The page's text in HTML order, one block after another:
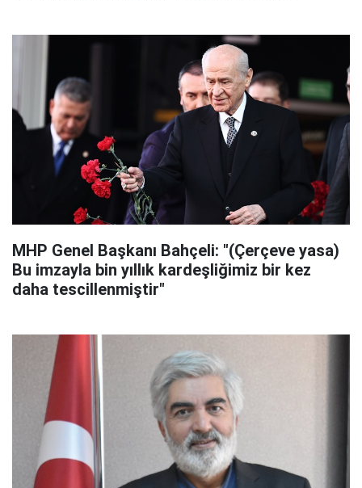
MHP Genel Başkanı Bahçeli: "(Çerçeve yasa)
Bu imzayla bin yıllık kardeşliğimiz bir kez
daha tescillenmiştir"